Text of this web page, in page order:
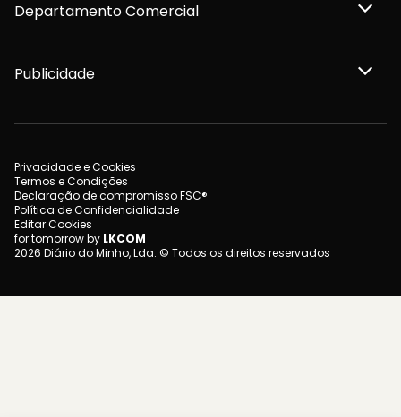
Departamento Comercial
Publicidade
Privacidade e Cookies
Termos e Condições
Declaração de compromisso FSC®
Política de Confidencialidade
Editar Cookies
for tomorrow by LKCOM
2026 Diário do Minho, Lda. © Todos os direitos reservados